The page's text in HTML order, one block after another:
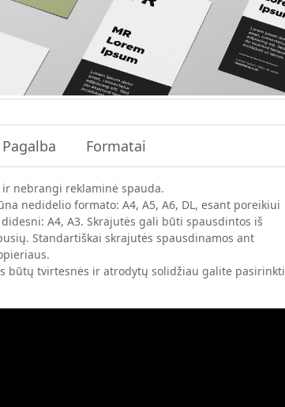
Pagalba Formatai
nebrangi reklaminė spauda.
nedidelio formato: A4, A5, A6, DL, esant poreikiui
A4, A3. Skrajutės gali būti spausdintos iš
Standartiškai skrajutės spausdinamos ant
būtų tvirtesnės ir atrodytų solidžiau galite pasirinkti